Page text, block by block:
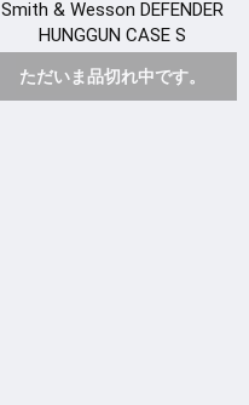
Smith & Wesson DEFENDER
HUNGGUN CASE S
ただいま品切れ中です。